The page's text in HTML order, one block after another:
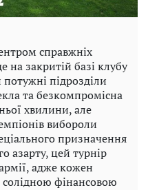
справжніх
на закритій базі клубу
підрозділи
та безкомпромісна
хвилини, але
вибороли
призначення
азарту, цей турнір
адже кожен
солідною фінансовою